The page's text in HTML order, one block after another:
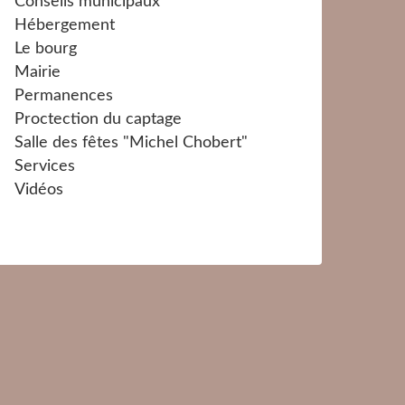
Hébergement
Le bourg
Mairie
Permanences
Proctection du captage
Salle des fêtes "Michel Chobert"
Services
Vidéos